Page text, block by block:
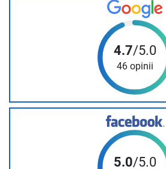
4.7/5.0
46 opinii
5.0/5.0